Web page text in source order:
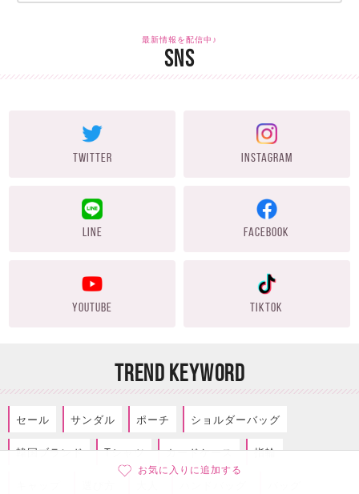
お気に入りに追加する
最新情報を配信中♪
SNS
TWITTER INSTAGRAM
LINE FACEBOOK
YOUTUBE TIKTOK
TREND KEYWORD
セール サンダル ポーチ ショルダーバッグ
韓国ブランド Tシャツ カードケース 指輪